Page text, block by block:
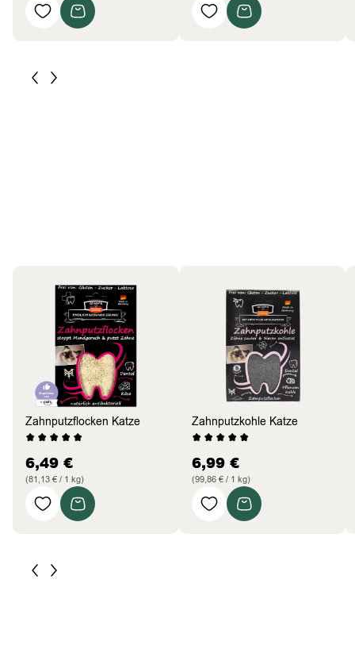
Zahnputzflocken Katze
6,49 €
(81,13 € / 1 kg)
Zahnputzkohle Katze
6,99 €
(99,86 € / 1 kg)